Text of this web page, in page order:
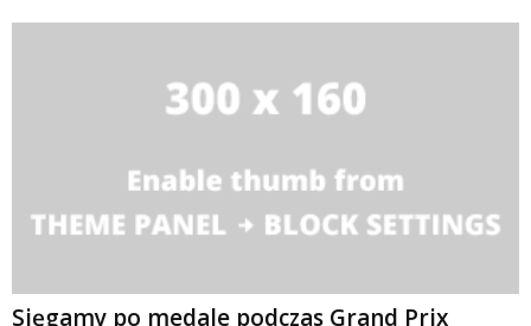
Sięgamy po medale podczas Grand Prix